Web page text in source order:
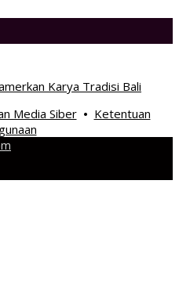
Karya Tradisi Bali
Media Siber• Ketentuan